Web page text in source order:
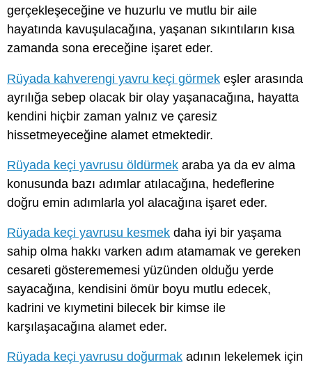
gerçekleşeceğine ve huzurlu ve mutlu bir aile
hayatında kavuşulacağına, yaşanan sıkıntıların kısa
zamanda sona ereceğine işaret eder.
Rüyada kahverengi yavru keçi görmek eşler arasında
ayrılığa sebep olacak bir olay yaşanacağına, hayatta
kendini hiçbir zaman yalnız ve çaresiz
hissetmeyeceğine alamet etmektedir.
Rüyada keçi yavrusu öldürmek araba ya da ev alma
konusunda bazı adımlar atılacağına, hedeflerine
doğru emin adımlarla yol alacağına işaret eder.
Rüyada keçi yavrusu kesmek daha iyi bir yaşama
sahip olma hakkı varken adım atamamak ve gereken
cesareti gösterememesi yüzünden olduğu yerde
sayacağına, kendisini ömür boyu mutlu edecek,
kadrini ve kıymetini bilecek bir kimse ile
karşılaşacağına alamet eder.
Rüyada keçi yavrusu doğurmak adının lekelemek için